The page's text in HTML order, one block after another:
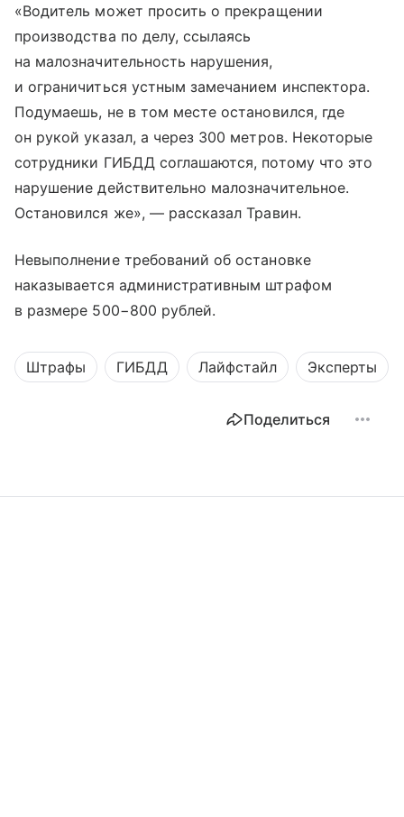
«Водитель может просить о прекращении
производства по делу, ссылаясь
на малозначительность нарушения,
и ограничиться устным замечанием инспектора.
Подумаешь, не в том месте остановился, где
он рукой указал, а через 300 метров. Некоторые
сотрудники ГИБДД соглашаются, потому что это
нарушение действительно малозначительное.
Остановился же», — рассказал Травин.
Невыполнение требований об остановке
наказывается административным штрафом
в размере 500−800 рублей.
Штрафы ГИБДД Лайфстайл Эксперты
Поделиться